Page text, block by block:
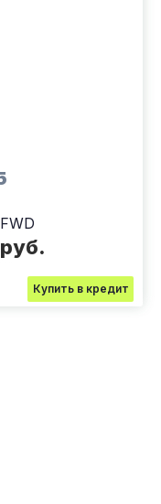
Купить в кредит